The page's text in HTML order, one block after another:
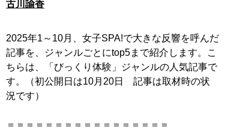
古川諭香
2025年1～10月、女子SPA!で大きな反響を呼んだ
記事を、ジャンルごとにtop5まで紹介します。こ
ちらは、「びっくり体験」ジャンルの人気記事で
す。（初公開日は10月20日 記事は取材時の状
況です）
＝＝＝＝＝＝＝＝＝＝＝＝＝＝＝＝＝